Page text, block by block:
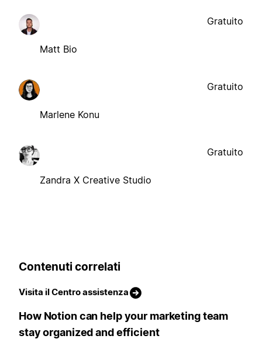
Matt Bio
Gratuito
Marlene Konu
Gratuito
Zandra X Creative Studio
Gratuito
Contenuti correlati
Visita il Centro assistenza
How Notion can help your marketing team
stay organized and efficient